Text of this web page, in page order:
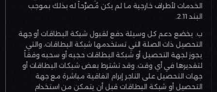
الخدمات لأطراف خارجية ما لم يكن مُصرَّحاً له بذلك بموجب
البند 2.11
.
ب. يخضع دعم كل وسيلة دفع لقبول شبكة البطاقات أو جهة
التحصيل ذات الصلة التي تستخدمها شبكة البطاقات، والتي
يجوز لجهة التحصيل أو شبكة البطاقات حجبه أو سحبه وفقاً
لتقديرها في أي وقت. وقد تشترط بعض شبكات البطاقات أو
جهات التحصيل على التاجر إبرام اتفاقية مباشرة مع جهة
التحصيل أو شبكة البطاقات قبل أن يتمكن من استخدام